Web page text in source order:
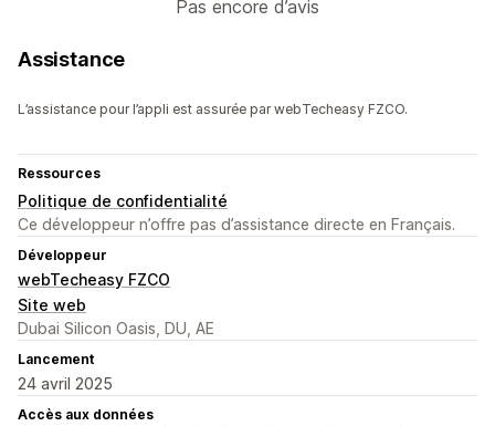
Pas encore d’avis
Assistance
L’assistance pour l’appli est assurée par webTecheasy FZCO.
Ressources
Politique de confidentialité
Ce développeur n’offre pas d’assistance directe en Français.
Développeur
webTecheasy FZCO
Site web
Dubai Silicon Oasis, DU, AE
Lancement
24 avril 2025
Accès aux données